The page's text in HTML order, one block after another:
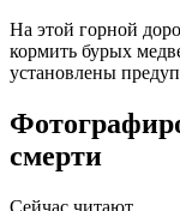
На этой горной
кормить бурых
установлены
смерти
Сейчас читают